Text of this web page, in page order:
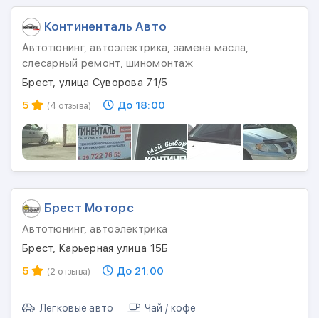
Континенталь Авто
Автотюнинг, автоэлектрика, замена масла,
слесарный ремонт, шиномонтаж
Брест, улица Суворова 71/5
5
(4 отзыва) До 18:00
Брест Моторс
Автотюнинг, автоэлектрика
Брест, Карьерная улица 15Б
5
(2 отзыва) До 21:00
Легковые авто
Чай / кофе